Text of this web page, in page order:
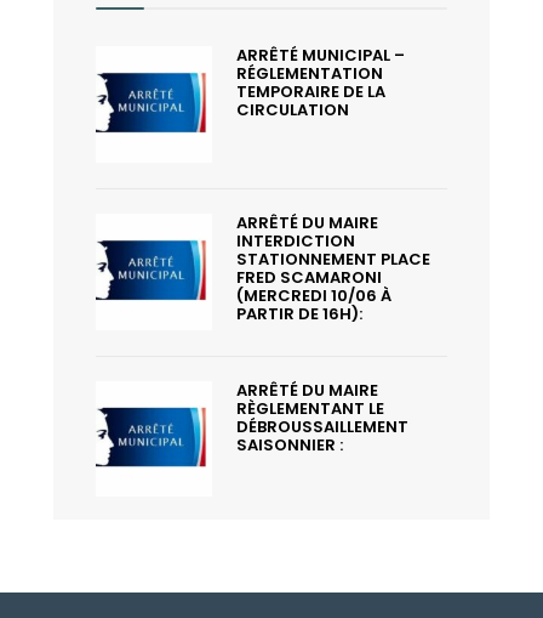
ARRÊTÉ MUNICIPAL –
RÉGLEMENTATION
TEMPORAIRE DE LA
CIRCULATION
ARRÊTÉ DU MAIRE
INTERDICTION
STATIONNEMENT PLACE
FRED SCAMARONI
(MERCREDI 10/06 À
PARTIR DE 16H):
ARRÊTÉ DU MAIRE
RÈGLEMENTANT LE
DÉBROUSSAILLEMENT
SAISONNIER :